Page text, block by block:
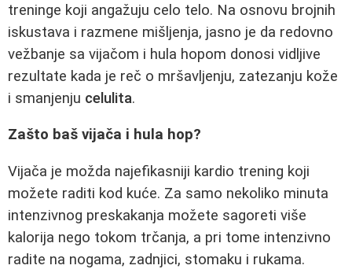
treninge koji angažuju celo telo. Na osnovu brojnih
iskustava i razmene mišljenja, jasno je da redovno
vežbanje sa vijačom i hula hopom donosi vidljive
rezultate kada je reč o mršavljenju, zatezanju kože
i smanjenju celulita.
Zašto baš vijača i hula hop?
Vijača je možda najefikasniji kardio trening koji
možete raditi kod kuće. Za samo nekoliko minuta
intenzivnog preskakanja možete sagoreti više
kalorija nego tokom trčanja, a pri tome intenzivno
radite na nogama, zadnjici, stomaku i rukama.